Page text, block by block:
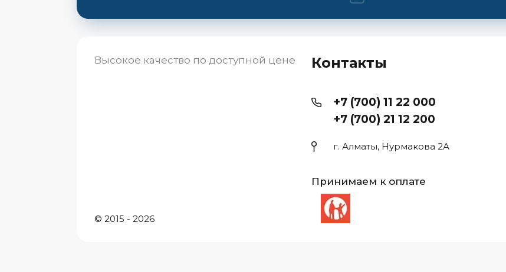
Высокое качество по доступной цене
© 2015 - 2026
Контакты
+7 (700) 11 22 000
+7 (700) 21 12 200
г. Алматы, Нурмакова 2А
Принимаем к оплате